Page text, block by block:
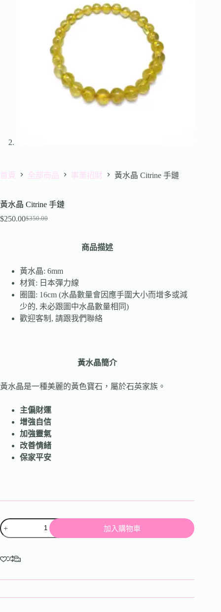
首頁 全部商品 事業招財 黃水晶 Citrine 手鏈
黃水晶 Citrine 手鏈
$350.00
$250.00
商品描述
黃水晶: 6mm
材質: 日本彈力線
圈圍: 16cm (水晶數量會因應手圍大小而增多或減
少的, 未必跟圖中水晶數量相同)
歡迎客制, 請跟我們聯絡
黃水晶簡介
黃水晶是一種美麗的黃色寶石，屬於石英家族。
主偏財運
增強自信
加強靈氣
改善情緒
保家平安
加入購物車